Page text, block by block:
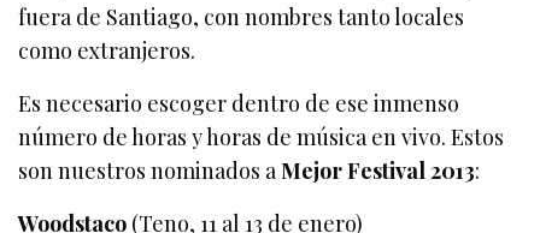
fuera de Santiago, con nombres tanto locales
como extranjeros.
Es necesario escoger dentro de ese inmenso
número de horas y horas de música en vivo. Estos
son nuestros nominados aMejor Festival 2013:
Woodstaco (Teno, 11 al 13 de enero)